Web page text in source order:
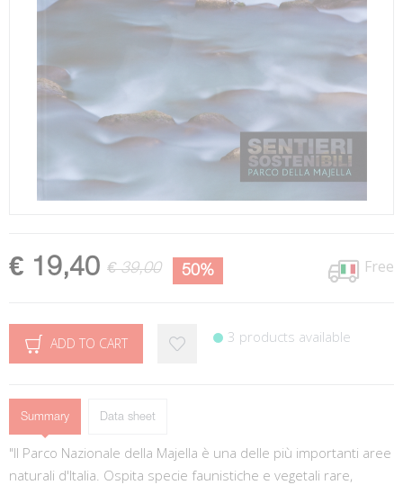
€ 19,40 € 39,00 50% Free
ADD TO CART 3 products available
Summary Data sheet
"Il Parco Nazionale della Majella è una delle più importanti aree
naturali d'Italia. Ospita specie faunistiche e vegetali rare,